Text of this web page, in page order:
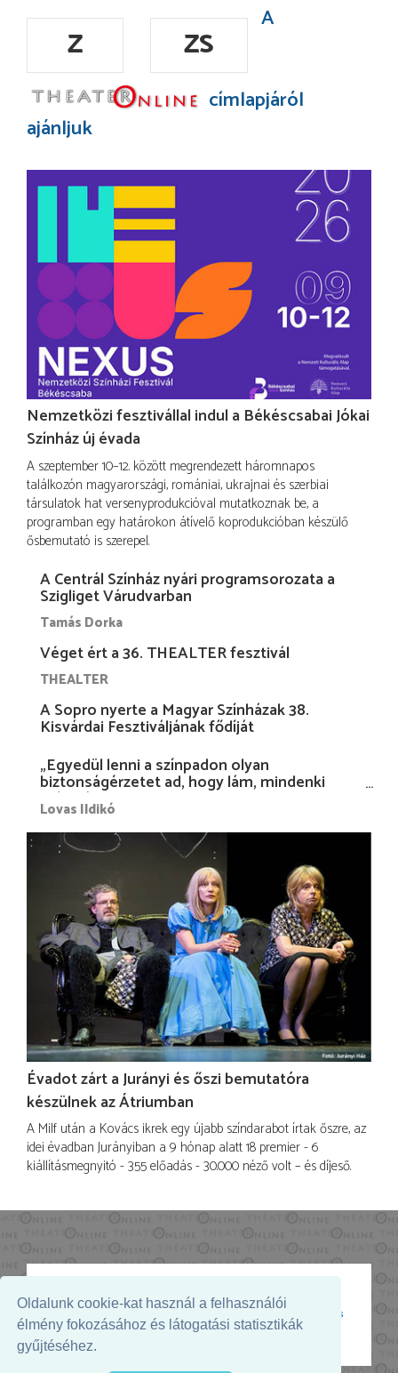
Oldalunk cookie-kat használ a felhasználói
élmény fokozásához és látogatási statisztikák
gyűjtéséhez.
Z
ZS
A
címlapjáról
ajánljuk
Nemzetközi fesztivállal indul a Békéscsabai Jókai
Színház új évada
A szeptember 10–12. között megrendezett háromnapos
találkozón magyarországi, romániai, ukrajnai és szerbiai
társulatok hat versenyprodukcióval mutatkoznak be, a
programban egy határokon átívelő koprodukcióban készülő
ősbemutató is szerepel.
A Centrál Színház nyári programsorozata a
Szigliget Várudvarban
Tamás Dorka
Véget ért a 36. THEALTER fesztivál
THEALTER
A Sopro nyerte a Magyar Színházak 38.
Kisvárdai Fesztiváljának fődíját
„Egyedül lenni a színpadon olyan
biztonságérzetet ad, hogy lám, mindenki
más nélkül is megvagyok magammal…”
Lovas Ildikó
Évadot zárt a Jurányi és őszi bemutatóra
készülnek az Átriumban
A Milf után a Kovács ikrek egy újabb színdarabot írtak őszre, az
idei évadban Jurányiban a 9 hónap alatt 18 premier - 6
kiállításmegnyitó - 355 előadás - 30.000 néző volt – és díjeső.
Az oldal megjelenését támogatja: